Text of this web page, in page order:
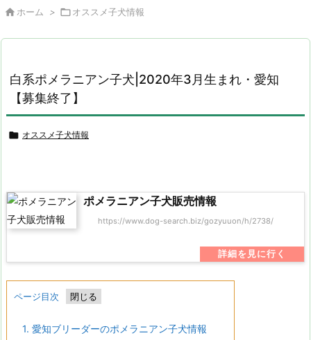
次へ
 ホーム > オススメ子犬情報
白系ポメラニアン子犬|2020年3月生まれ・愛知
【募集終了】
 オススメ子犬情報
ポメラニアン子犬販売情報
https://www.dog-search.biz/gozyuuon/h/2738/
ページ目次
1. 愛知ブリーダーのポメラニアン子犬情報